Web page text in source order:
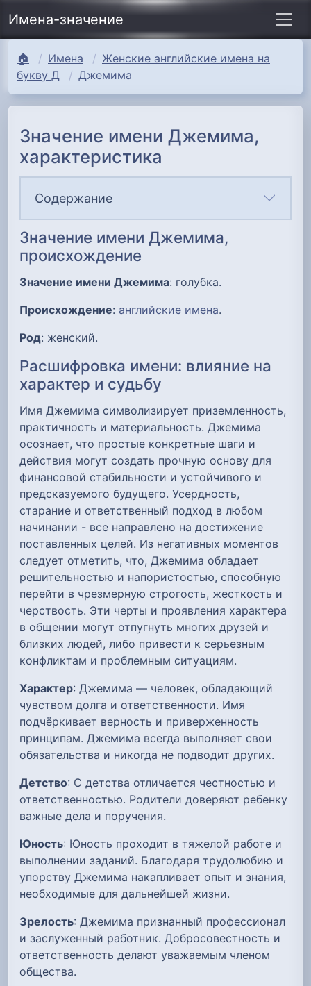
Имена-значение
🏠 Имена
Женские английские имена на
букву Д
Джемима
Значение имени Джемима,
характеристика
Содержание
Значение имени Джемима,
происхождение
Значение имени Джемима: голубка.
Происхождение: английские имена.
Род: женский.
Расшифровка имени: влияние на
характер и судьбу
Имя Джемима символизирует приземленность,
практичность и материальность. Джемима
осознает, что простые конкретные шаги и
действия могут создать прочную основу для
финансовой стабильности и устойчивого и
предсказуемого будущего. Усердность,
старание и ответственный подход в любом
начинании - все направлено на достижение
поставленных целей. Из негативных моментов
следует отметить, что, Джемима обладает
решительностью и напористостью, способную
перейти в чрезмерную строгость, жесткость и
черствость. Эти черты и проявления характера
в общении могут отпугнуть многих друзей и
близких людей, либо привести к серьезным
конфликтам и проблемным ситуациям.
Характер: Джемима — человек, обладающий
чувством долга и ответственности. Имя
подчёркивает верность и приверженность
принципам. Джемима всегда выполняет свои
обязательства и никогда не подводит других.
Детство: С детства отличается честностью и
ответственностью. Родители доверяют ребенку
важные дела и поручения.
Юность: Юность проходит в тяжелой работе и
выполнении заданий. Благодаря трудолюбию и
упорству Джемима накапливает опыт и знания,
необходимые для дальнейшей жизни.
Зрелость: Джемима признанный профессионал
и заслуженный работник. Добросовестность и
ответственность делают уважаемым членом
общества.